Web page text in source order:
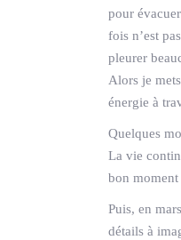
pour
fois n’est
pleurer
Alors je
énergie à
Quelques
La vie
bon
Puis, en
détails à